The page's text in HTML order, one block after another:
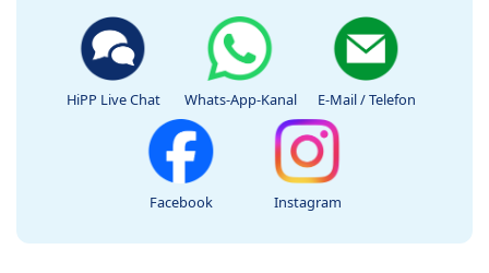
HiPP Live Chat Whats-App-Kanal E-Mail / Telefon
Facebook Instagram